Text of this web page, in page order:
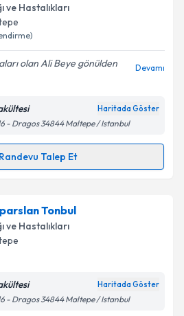
bu uzmandan randevu almanız
e-posta ile
işlenmesine ilişkinAydınlatma
ve kişisel verilerimin belirtilen
kabul ediyorum.
ve Hastalıkları
olan Ali Beye gönülden
Devamı
Haritada Göster
- Dragos 34844 Maltepe / Istanbul
Randevu Talep Et
Talebi
için randevu takvimi talebi
randevu almanız için bir
e-posta ile bilgilendireceğiz.
Tonbul
ve Hastalıkları
Haritada Göster
- Dragos 34844 Maltepe / Istanbul